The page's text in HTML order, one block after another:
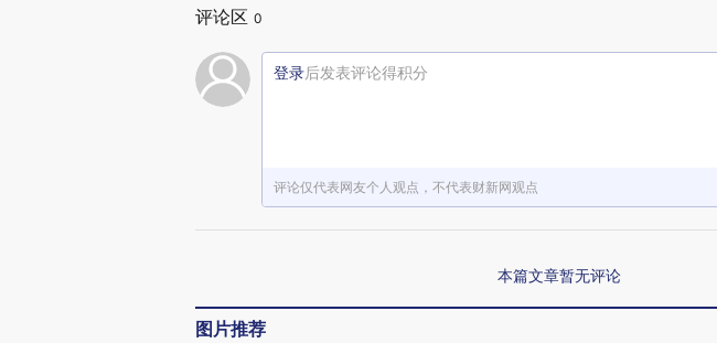
评论区 0
登录后发表评论得积分
评论仅代表网友个人观点，不代表财新网观点
本篇文章暂无评论
图片推荐